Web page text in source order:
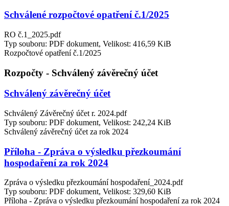
Schválené rozpočtové opatření č.1/2025
RO č.1_2025.pdf
Typ souboru: PDF dokument, Velikost: 416,59 KiB
Rozpočtové opatření č.1/2025
Rozpočty - Schválený závěrečný účet
Schválený závěrečný účet
Schválený Závěrečný účet r. 2024.pdf
Typ souboru: PDF dokument, Velikost: 242,24 KiB
Schválený závěrečný účet za rok 2024
Příloha - Zpráva o výsledku přezkoumání
hospodaření za rok 2024
Zpráva o výsledku přezkoumání hospodaření_2024.pdf
Typ souboru: PDF dokument, Velikost: 329,60 KiB
Příloha - Zpráva o výsledku přezkoumání hospodaření za rok 2024